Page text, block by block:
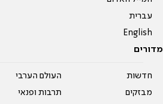
עברית
English
מדורים
חדשות
מבזקים
העולם הערבי
תרבות ופנאי